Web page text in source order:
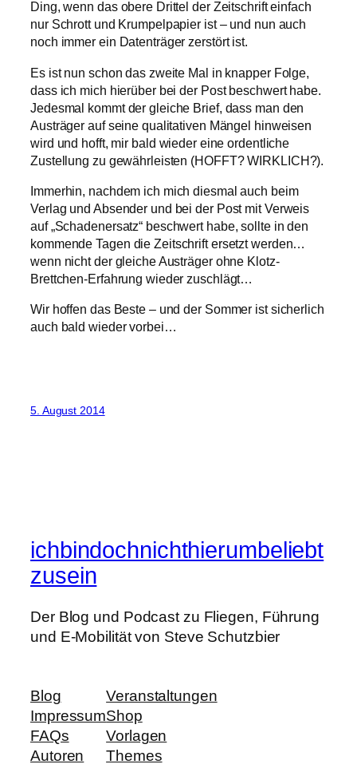
Ding, wenn das obere Drittel der Zeitschrift einfach
nur Schrott und Krumpelpapier ist – und nun auch
noch immer ein Datenträger zerstört ist.
Es ist nun schon das zweite Mal in knapper Folge,
dass ich mich hierüber bei der Post beschwert habe.
Jedesmal kommt der gleiche Brief, dass man den
Austräger auf seine qualitativen Mängel hinweisen
wird und hofft, mir bald wieder eine ordentliche
Zustellung zu gewährleisten (HOFFT? WIRKLICH?).
Immerhin, nachdem ich mich diesmal auch beim
Verlag und Absender und bei der Post mit Verweis
auf „Schadenersatz“ beschwert habe, sollte in den
kommende Tagen die Zeitschrift ersetzt werden…
wenn nicht der gleiche Austräger ohne Klotz-
Brettchen-Erfahrung wieder zuschlägt…
Wir hoffen das Beste – und der Sommer ist sicherlich
auch bald wieder vorbei…
5. August 2014
ichbindochnichthierumbeliebt
zusein
Der Blog und Podcast zu Fliegen, Führung
und E-Mobilität von Steve Schutzbier
Blog
Impressum
FAQs
Autoren
Veranstaltungen
Shop
Vorlagen
Themes